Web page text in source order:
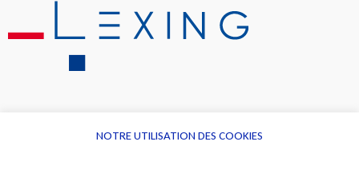
NOTRE UTILISATION DES COOKIES